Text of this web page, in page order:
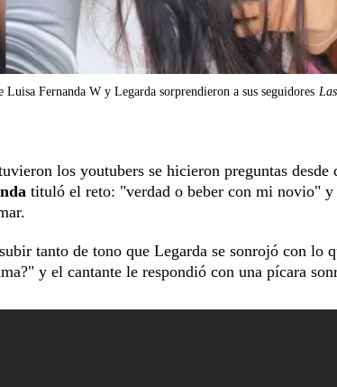
Luisa Fernanda W y Legarda sorprendieron a sus seguidores
los youtubers se hicieron preguntas desde
tituló el reto: "verdad o beber con mi novio"
tanto de tono que Legarda se sonrojó con lo
y el cantante le respondió con una pícara